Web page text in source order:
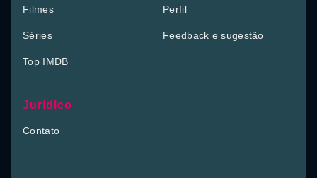
Filmes
Séries
Top IMDB
Perfil
Feedback e sugestão
Jurídico
Contato